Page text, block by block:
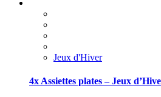
Jeux d'Hiver
4x Assiettes plates – Jeux